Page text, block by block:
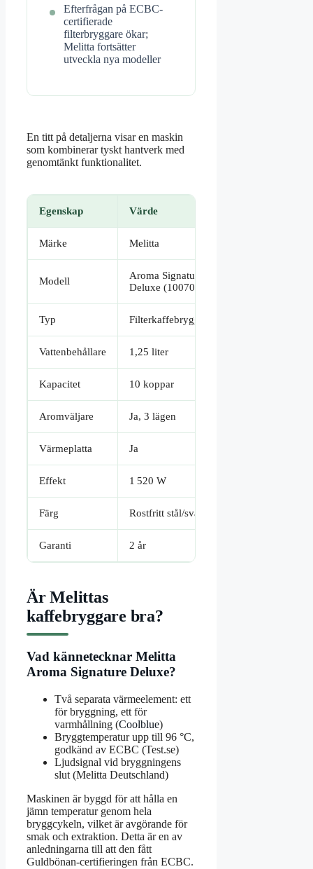
Efterfrågan på ECBC-
certifierade
filterbryggare ökar;
Melitta fortsätter
utveckla nya modeller
En titt på detaljerna visar en maskin
som kombinerar tyskt hantverk med
genomtänkt funktionalitet.
Egenskap Värde
Märke Melitta
Modell
Aroma Signature
Deluxe (100702)
Typ Filterkaffebryggare
Vattenbehållare 1,25 liter
Kapacitet 10 koppar
Aromväljare Ja, 3 lägen
Värmeplatta Ja
Effekt 1 520 W
Färg Rostfritt stål/svart
Garanti 2 år
Är Melittas
kaffebryggare bra?
Vad kännetecknar Melitta
Aroma Signature Deluxe?
Två separata värmeelement: ett
för bryggning, ett för
varmhållning (Coolblue)
Bryggtemperatur upp till 96 °C,
godkänd av ECBC (Test.se)
Ljudsignal vid bryggningens
slut (Melitta Deutschland)
Maskinen är byggd för att hålla en
jämn temperatur genom hela
bryggcykeln, vilket är avgörande för
smak och extraktion. Detta är en av
anledningarna till att den fått
Guldbönan-certifieringen från ECBC.